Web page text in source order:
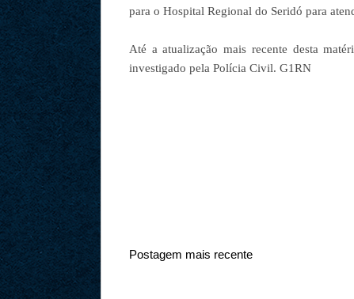
para o Hospital Regional do Seridó para
Até a atualização mais recente desta
investigado pela Polícia Civil. G1RN
Postagem mais recente